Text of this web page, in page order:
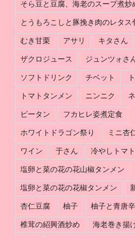
み
分
け
そら豆と豆腐、海老のスープ煮炒
とうもろこしと豚挽き肉のレタス
むき甘栗 アサリ キタさん
ザクロジュース ジュンツォさ
ソフトドリンク チベット
トマトタンメン ニンニク
ピータン フカヒレ姿煮定食
ホワイトドラゴン祭り ミニ杏
ワイン 于さん 冷やしトマ
塩卵と菜の花の花山椒タンメン
塩卵と菜の花の花椒タンメン
杏仁豆腐 柚子 柚子と青唐
椎茸の紹興酒炒め 海老巻き揚